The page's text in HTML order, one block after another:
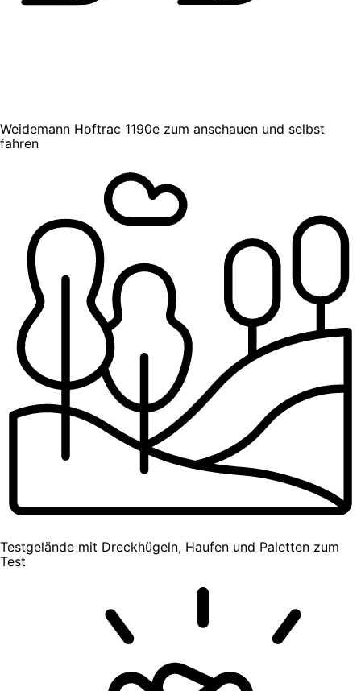
Weidemann Hoftrac 1190e zum anschauen und selbst
fahren
Testgelände mit Dreckhügeln, Haufen und Paletten zum
Test​